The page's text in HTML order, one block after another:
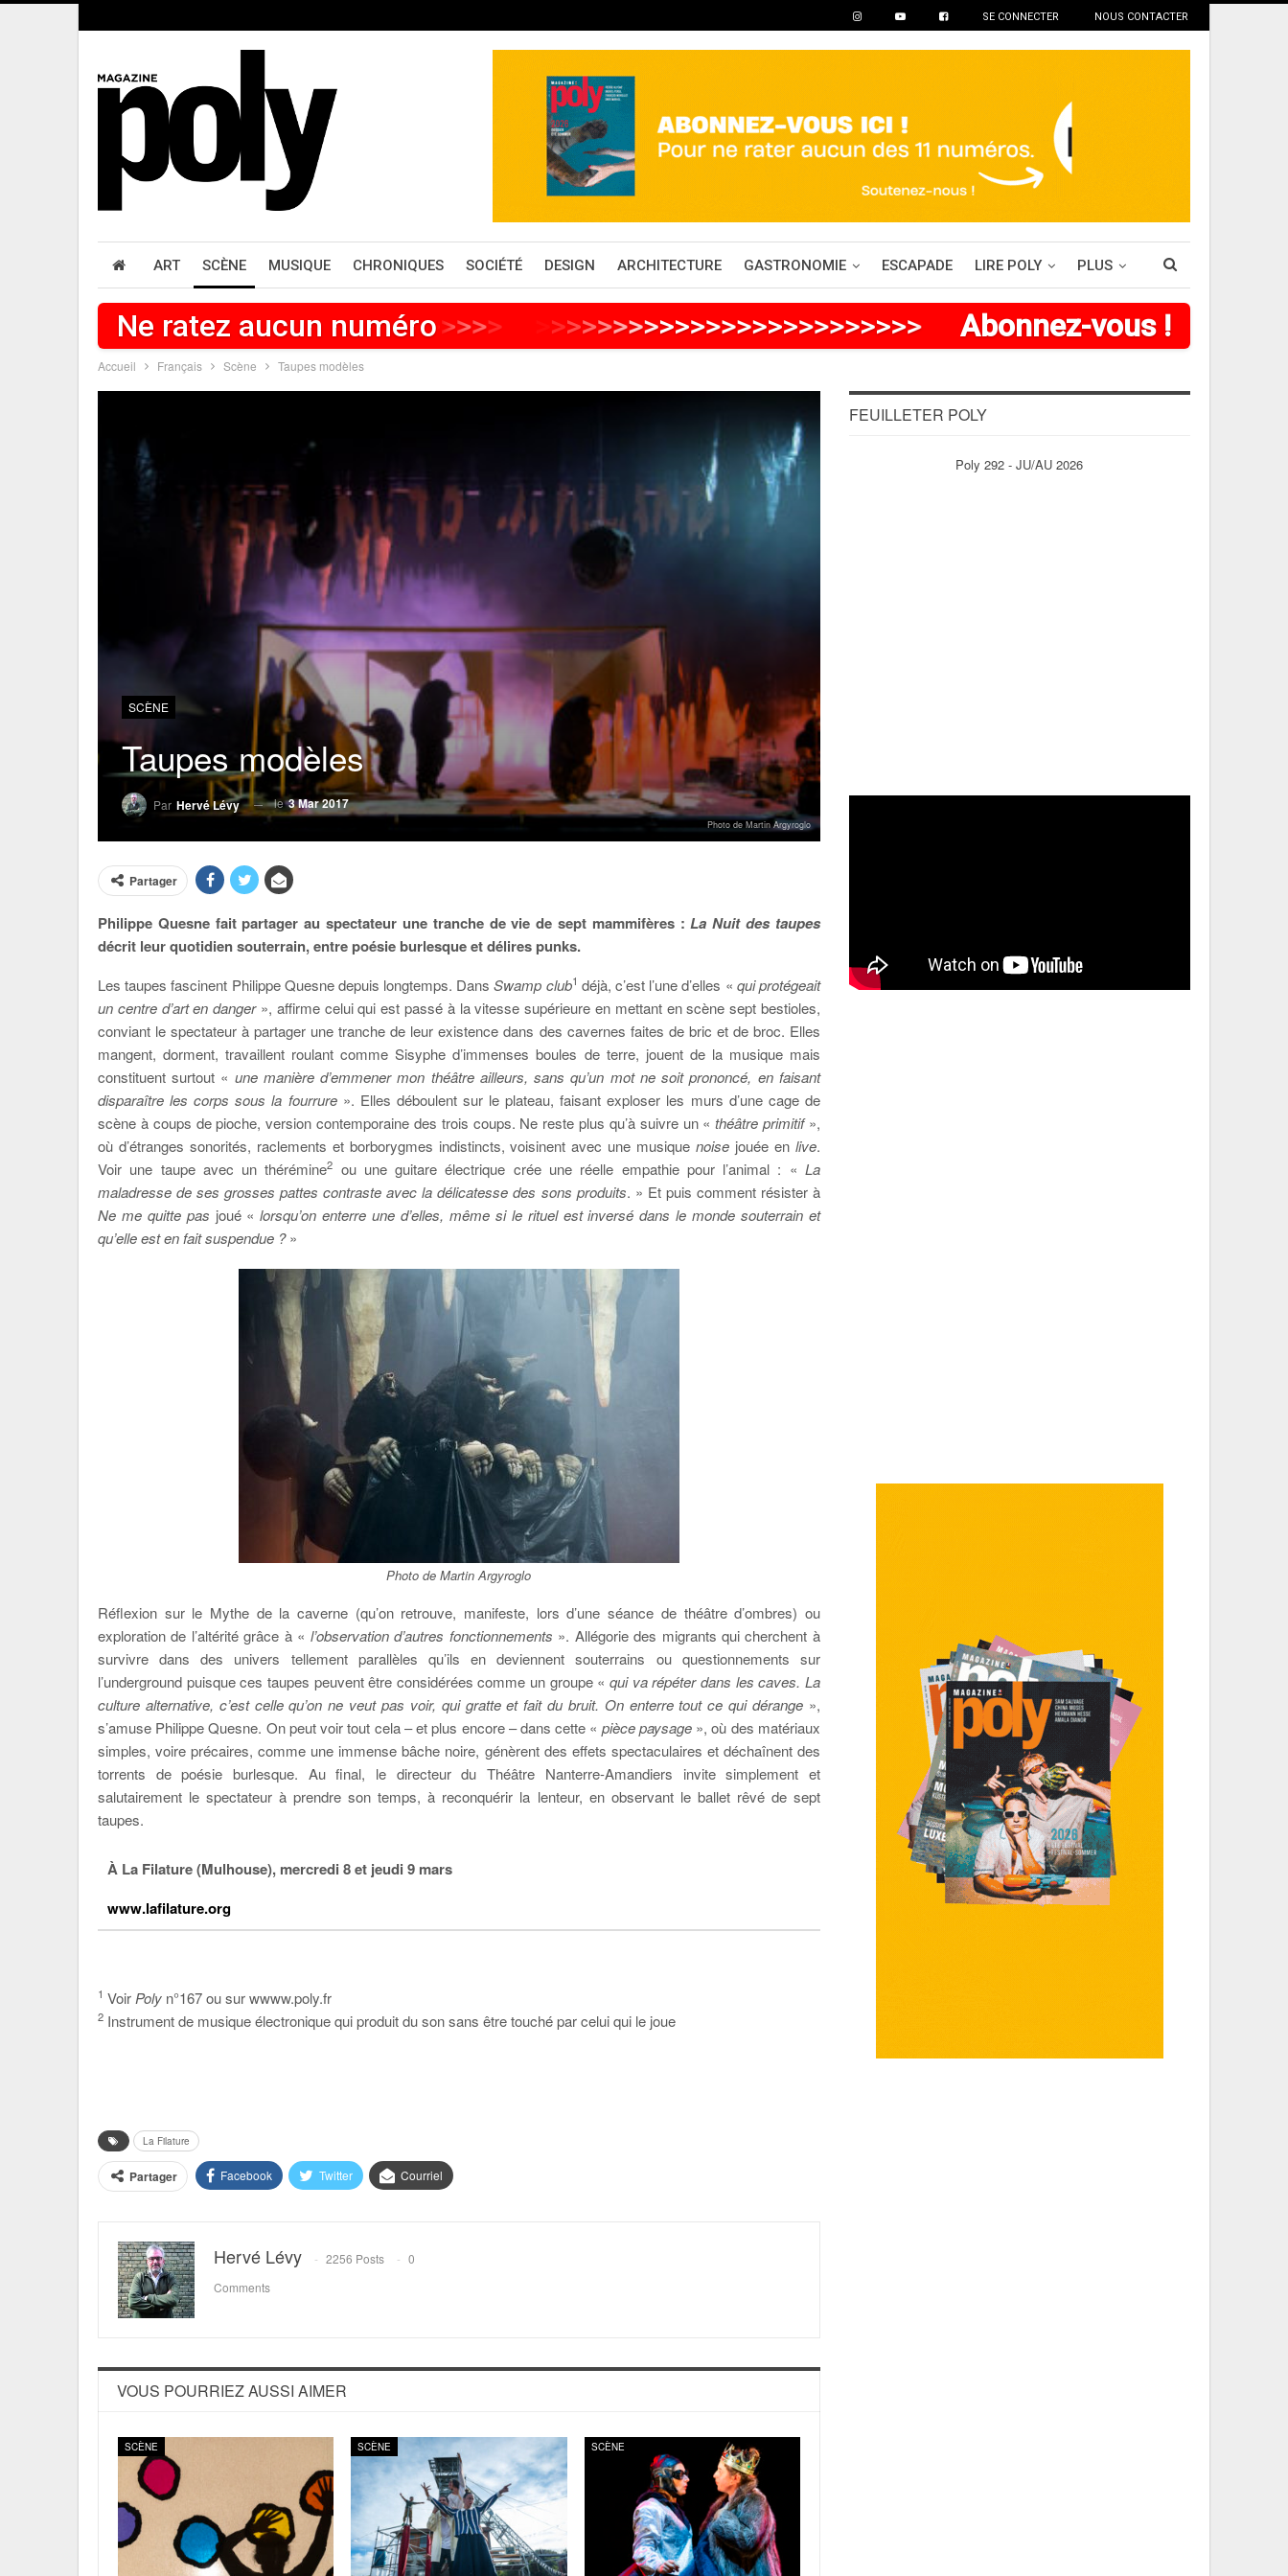
SE CONNECTER NOUS CONTACTER
ART SCÈNE MUSIQUE CHRONIQUES SOCIÉTÉ DESIGN ARCHITECTURE GASTRONOMIE ESCAPADE LIRE POLY PLUS
Ne ratez aucun numéro>>>>> >>>>>>>> >>>>>>>>>>>>>>> Abonnez-vous !
Accueil Français Scène Taupes modèles
SCÈNE
Taupes modèles
Par Hervé Lévy le3 Mar 2017
Photo de Martin Argyroglo
Partager
Philippe Quesne fait partager au spectateur une tranche de vie de sept mammifères :La Nuit des taupes
décrit leur quotidien souterrain, entre poésie burlesque et délires punks.
Les taupes fascinent Philippe Quesne depuis longtemps. DansSwamp club1 déjà, c’est l’une d’elles « qui protégeait
un centre d’art en danger », affirme celui qui est passé à la vitesse supérieure en mettant en scène sept bestioles,
conviant le spectateur à partager une tranche de leur existence dans des cavernes faites de bric et de broc. Elles
mangent, dorment, travaillent roulant comme Sisyphe d’immenses boules de terre, jouent de la musique mais
constituent surtout « une manière d’emmener mon théâtre ailleurs, sans qu’un mot ne soit prononcé, en faisant
disparaître les corps sous la fourrure». Elles déboulent sur le plateau, faisant exploser les murs d’une cage de
scène à coups de pioche, version contemporaine des trois coups. Ne reste plus qu’à suivre un «théâtre primitif»,
où d’étranges sonorités, raclements et borborygmes indistincts, voisinent avec une musiquenoise jouée en live.
Voir une taupe avec un thérémine2 ou une guitare électrique crée une réelle empathie pour l’animal : « La
maladresse de ses grosses pattes contraste avec la délicatesse des sons produits. » Et puis comment résister à
Ne me quitte pas joué «lorsqu’on enterre une d’elles, même si le rituel est inversé dans le monde souterrain et
qu’elle est en fait suspendue ?»
Photo de Martin Argyroglo
Réflexion sur le Mythe de la caverne (qu’on retrouve, manifeste, lors d’une séance de théâtre d’ombres) ou
exploration de l’altérité grâce à « l’observation d’autres fonctionnements ». Allégorie des migrants qui cherchent à
survivre dans des univers tellement parallèles qu’ils en deviennent souterrains ou questionnements sur
l’underground puisque ces taupes peuvent être considérées comme un groupe «qui va répéter dans les caves. La
culture alternative, c’est celle qu’on ne veut pas voir, qui gratte et fait du bruit. On enterre tout ce qui dérange »,
s’amuse Philippe Quesne. On peut voir tout cela – et plus encore – dans cette « pièce paysage », où des matériaux
simples, voire précaires, comme une immense bâche noire, génèrent des effets spectaculaires et déchaînent des
torrents de poésie burlesque. Au final, le directeur du Théâtre Nanterre-Amandiers invite simplement et
salutairement le spectateur à prendre son temps, à reconquérir la lenteur, en observant le ballet rêvé de sept
taupes.
À La Filature (Mulhouse), mercredi 8 et jeudi 9 mars
www.lafilature.org
1 Voir Poly n°167 ou sur wwww.poly.fr
2 Instrument de musique électronique qui produit du son sans être touché par celui qui le joue
La Filature
Partager Facebook Twitter Courriel
Hervé Lévy 2256 Posts
0
Comments
VOUS POURRIEZ AUSSI AIMER
SCÈNE SCÈNE SCÈNE
FEUILLETER POLY
Poly 292 - JU/AU 2026